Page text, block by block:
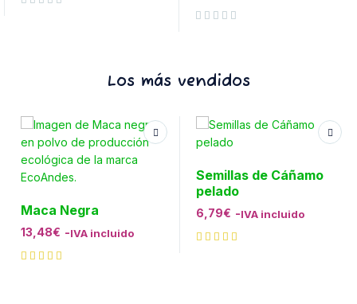
Los más vendidos
Maca Negra
13,48€ -IVA incluido
Semillas de Cáñamo
pelado
6,79€ -IVA incluido